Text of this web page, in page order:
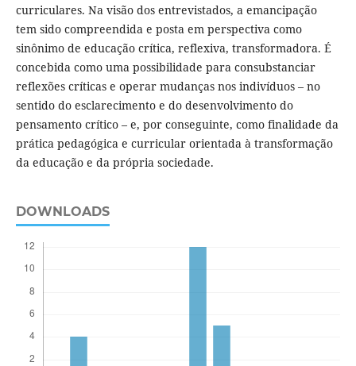
curriculares. Na visão dos entrevistados, a emancipação
tem sido compreendida e posta em perspectiva como
sinônimo de educação crítica, reflexiva, transformadora. É
concebida como uma possibilidade para consubstanciar
reflexões críticas e operar mudanças nos indivíduos – no
sentido do esclarecimento e do desenvolvimento do
pensamento crítico – e, por conseguinte, como finalidade da
prática pedagógica e curricular orientada à transformação
da educação e da própria sociedade.
DOWNLOADS